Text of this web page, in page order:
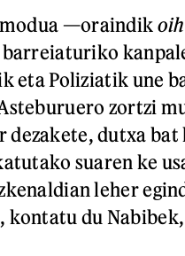
—oraindik
eta Poliziatik une
zortzi
dezakete, dutxa bat
suaren ke
leher
kontatu du